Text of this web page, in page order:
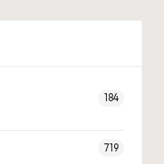
184
719